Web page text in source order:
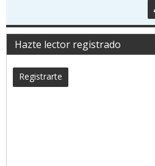
Hazte lector registrado
Registrarte